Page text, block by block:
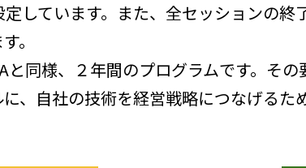
定しています。また、全セッションの
。
と同様、２年間のプログラムです。そ
、自社の技術を経営戦略につなげる